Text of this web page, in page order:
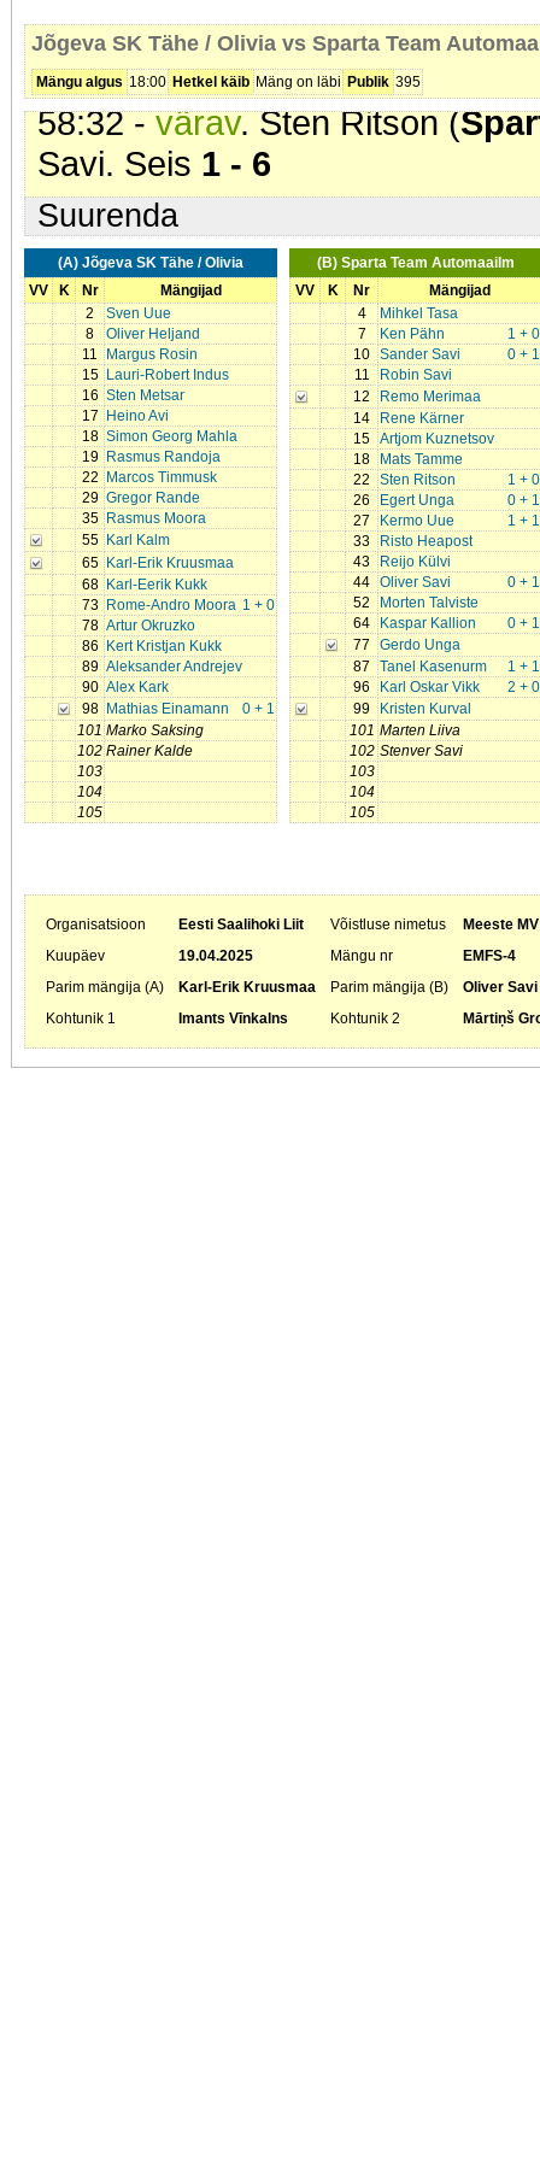
Jõgeva SK Tähe / Olivia vs Sparta Team
Mängu algus 18:00 Hetkel käib Mäng on läbi Publik 395
45:03 -karistus (208 - Jõuline
Team Automaailm). 2 min
58:32 -värav. Sten Ritson (
Savi. Seis 1 - 6
Suurenda
(A) Jõgeva SK Tähe / Olivia
VV
K Nr
Mängijad
2
Sven Uue
8
Oliver Heljand
11
Margus Rosin
15
Lauri-Robert Indus
16 Sten Metsar
17
Heino Avi
18 Simon Georg Mahla
19
Rasmus Randoja
22
Marcos Timmusk
29 Gregor Rande
35
Rasmus Moora
55
Karl Kalm
65
Karl-Erik Kruusmaa
68
Karl-Eerik Kukk
73
1 + 0
Rome-Andro Moora
78 Artur Okruzko
86
Kert Kristjan Kukk
89 Aleksander Andrejev
90 Alex Kark
98
0 + 1
Mathias Einamann
101 Marko Saksing
102 Rainer Kalde
103
104
105
(B) Sparta Team Automaailm
VV
K Nr
Mängijad
4
Mihkel Tasa
7
1 + 0
Ken Pähn
10
0 + 1
Sander Savi
11
Robin Savi
12
Remo Merimaa
14
Rene Kärner
15 Artjom Kuznetsov
18
Mats Tamme
22
1 + 0
Sten Ritson
26
0 + 1
Egert Unga
27
1 + 1
Kermo Uue
33
Risto Heapost
43
Reijo Külvi
44
0 + 1
Oliver Savi
52
Morten Talviste
64
0 + 1
Kaspar Kallion
77
Gerdo Unga
87
1 + 1
Tanel Kasenurm
96
2 + 0
Karl Oskar Vikk
99
Kristen Kurval
101 Marten Liiva
102 Stenver Savi
103
104
105
Organisatsioon Eesti Saalihoki Liit Võistluse nimetus
Meeste
Kuupäev
19.04.2025 Mängu nr
EMFS-4
Parim mängija (A)
Karl-Erik Kruusmaa Parim mängija (B)
Oliver Savi
Kohtunik 1
Imants Vīnkalns Kohtunik 2 Mārtiņš